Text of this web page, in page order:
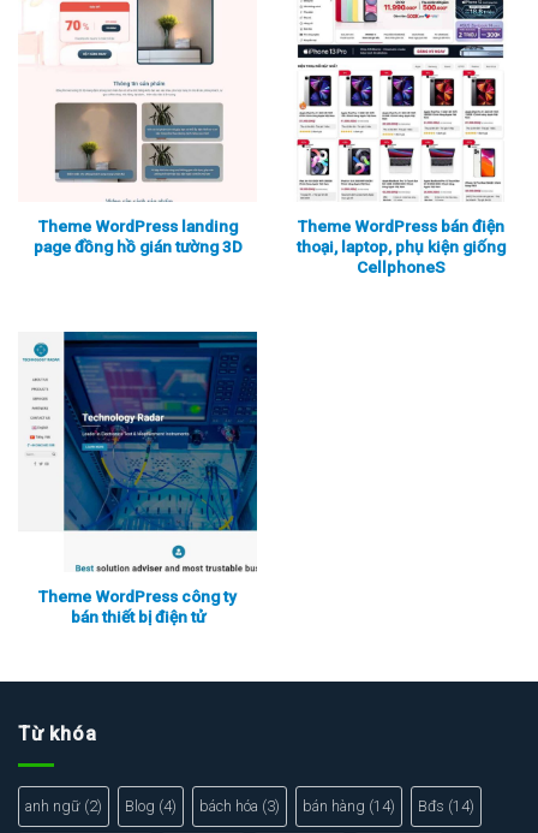
Theme WordPress landing
page đồng hồ gián tường 3D
Theme WordPress bán điện
thoại, laptop, phụ kiện giống
CellphoneS
Theme WordPress công ty
bán thiết bị điện tử
Từ khóa
anh ngữ (2) Blog (4) bách hóa (3) bán hàng (14) Bđs (14)